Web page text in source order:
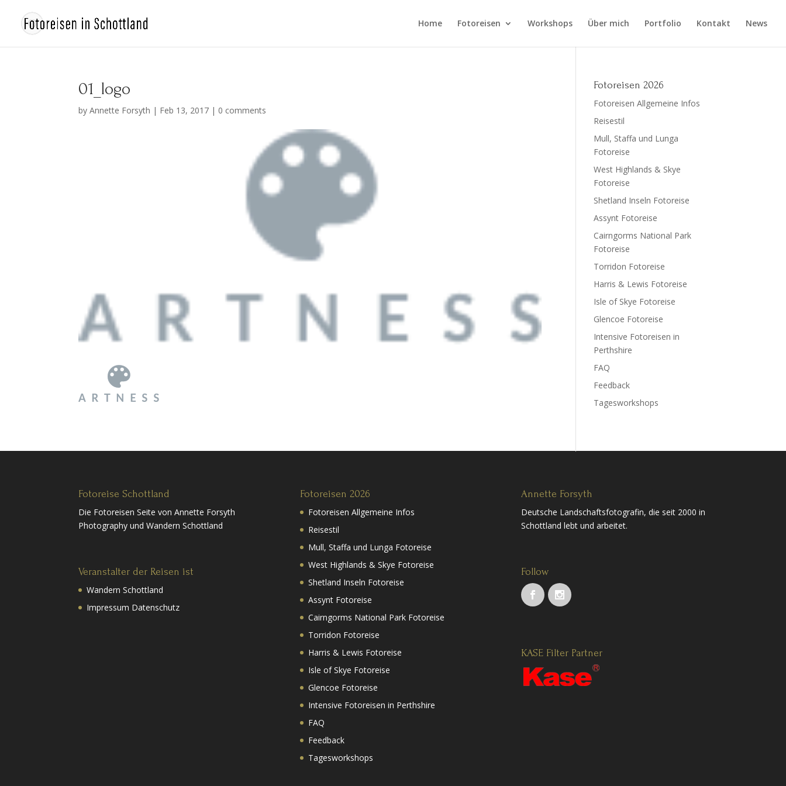
Home Fotoreisen Workshops Über mich Portfolio Kontakt News
01_logo
byAnnette Forsyth | Feb 13, 2017 | 0 comments
Fotoreisen 2026
Fotoreisen Allgemeine Infos
Reisestil
Mull, Staffa und Lunga
Fotoreise
West Highlands & Skye
Fotoreise
Shetland Inseln Fotoreise
Assynt Fotoreise
Cairngorms National Park
Fotoreise
Torridon Fotoreise
Harris & Lewis Fotoreise
Isle of Skye Fotoreise
Glencoe Fotoreise
Intensive Fotoreisen in
Perthshire
FAQ
Feedback
Tagesworkshops
Fotoreise Schottland
Die Fotoreisen Seite von Annette Forsyth
Photography und Wandern Schottland
Veranstalter der Reisen ist
Wandern Schottland
Impressum Datenschutz
Fotoreisen 2026
Fotoreisen Allgemeine Infos
Reisestil
Mull, Staffa und Lunga Fotoreise
West Highlands & Skye Fotoreise
Shetland Inseln Fotoreise
Assynt Fotoreise
Cairngorms National Park Fotoreise
Torridon Fotoreise
Harris & Lewis Fotoreise
Isle of Skye Fotoreise
Glencoe Fotoreise
Intensive Fotoreisen in Perthshire
FAQ
Feedback
Tagesworkshops
Annette Forsyth
Deutsche Landschaftsfotografin, die seit 2000 in
Schottland lebt und arbeitet.
Follow
KASE Filter Partner